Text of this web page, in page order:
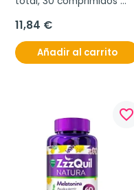
11,84 €
Añadir al carrito
favorite_border